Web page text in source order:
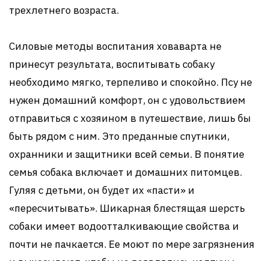
трехлетнего возраста.
Силовые методы воспитания ховаварта не
принесут результата, воспитывать собаку
необходимо мягко, терпеливо и спокойно. Псу не
нужен домашний комфорт, он с удовольствием
отправиться с хозяином в путешествие, лишь бы
быть рядом с ним. Это преданные спутники,
охранники и защитники всей семьи. В понятие
семья собака включает и домашних питомцев.
Гуляя с детьми, он будет их «пасти» и
«пересчитывать». Шикарная блестящая шерсть
собаки имеет водоотталкивающие свойства и
почти не пачкается. Ее моют по мере загрязнения